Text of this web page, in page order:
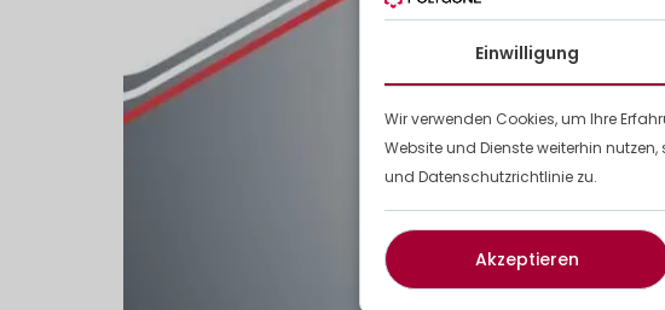
Einwilligung
Wir verwenden Cookies, um Ihre
Website und Dienste weiterhin
und Datenschutzrichtlinie zu.
Akzeptieren